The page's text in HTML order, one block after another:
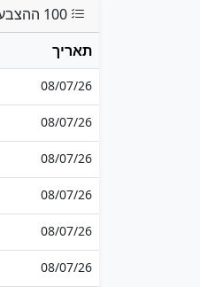
תאריך
08/07/26
08/07/26
08/07/26
08/07/26
08/07/26
08/07/26